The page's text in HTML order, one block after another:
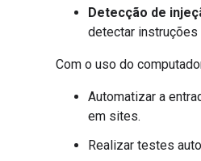
Detecção de
detectar instruções
Com o uso do
Automatizar a
em sites.
Realizar testes